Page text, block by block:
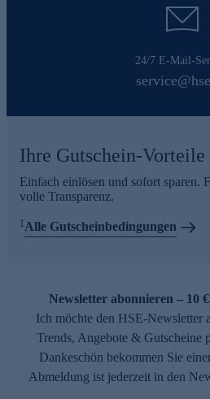
24/7 E-Mail-
Ihre Gutschein-
Einfach einlösen und sofort sparen.
volle Transparenz.
1Alle Gutscheinbedingungen
Newsletter abonnieren – 10
Ich möchte den HSE-Newsletter
Trends, Angebote & Gutscheine
Dankeschön bekommen Sie
Abmeldung ist jederzeit in den